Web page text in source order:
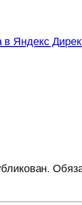
Яндекс